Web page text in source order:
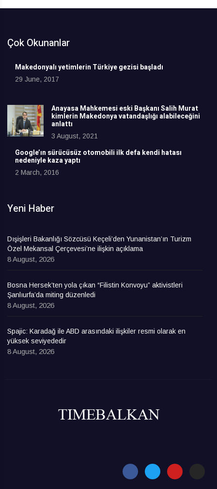
Çok Okunanlar
Makedonyalı yetimlerin Türkiye gezisi başladı
29 June, 2017
Anayasa Mahkemesi eski Başkanı Salih Murat
kimlerin Makedonya vatandaşlığı alabileceğini
anlattı
3 August, 2021
Google’ın sürücüsüz otomobili ilk defa kendi hatası
nedeniyle kaza yaptı
2 March, 2016
Yeni Haber
Dışişleri Bakanlığı Sözcüsü Keçeli’den Yunanistan’ın Turizm
Özel Mekansal Çerçevesi’ne ilişkin açıklama
8 August, 2026
Bosna Hersek’ten yola çıkan “Filistin Konvoyu” aktivistleri
Şanlıurfa’da miting düzenledi
8 August, 2026
Spajic: Karadağ ile ABD arasındaki ilişkiler resmi olarak en
yüksek seviyededir
8 August, 2026